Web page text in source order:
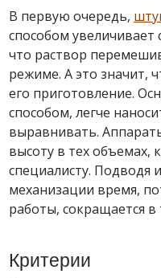
В первую очередь,
способом
что раствор
режиме. А это значит,
его приготовление.
способом, легче
выравнивать.
высоту в тех объемах,
специалисту. Подводя
механизации время,
работы, сокращается в
Критерии